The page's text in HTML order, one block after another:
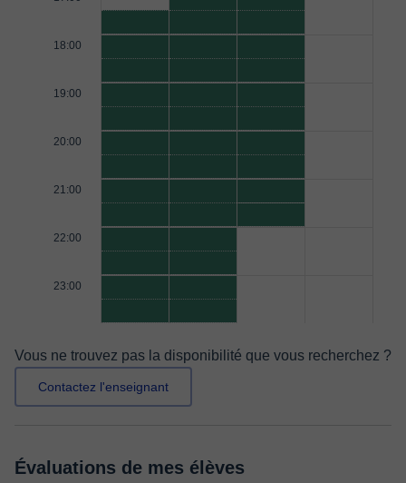
18:00
19:00
20:00
21:00
22:00
23:00
Vous ne trouvez pas la disponibilité que vous recherchez ?
Contactez l'enseignant
Évaluations de mes élèves